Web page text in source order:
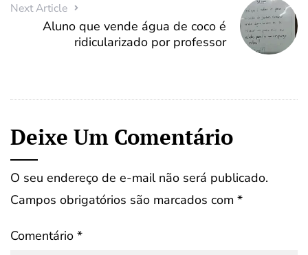
Next Article
Aluno que vende água de coco é
ridicularizado por professor
Deixe Um Comentário
O seu endereço de e-mail não será publicado.
Campos obrigatórios são marcados com *
Comentário *